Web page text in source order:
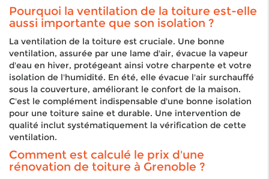
Pourquoi la ventilation de la toiture est-elle
aussi importante que son isolation ?
La ventilation de la toiture est cruciale. Une bonne
ventilation, assurée par une lame d'air, évacue la vapeur
d'eau en hiver, protégeant ainsi votre charpente et votre
isolation de l'humidité. En été, elle évacue l'air surchauffé
sous la couverture, améliorant le confort de la maison.
C'est le complément indispensable d'une bonne isolation
pour une toiture saine et durable. Une intervention de
qualité inclut systématiquement la vérification de cette
ventilation.
Comment est calculé le prix d'une
rénovation de toiture à Grenoble ?